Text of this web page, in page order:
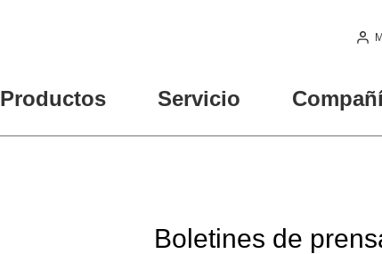
Productos Servicio
Boletines de